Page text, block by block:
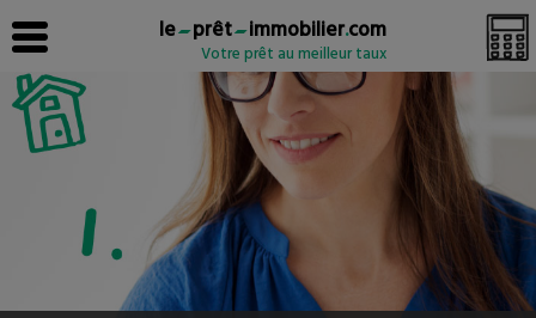
le prêt immobilier.com
Votre prêt au meilleur taux